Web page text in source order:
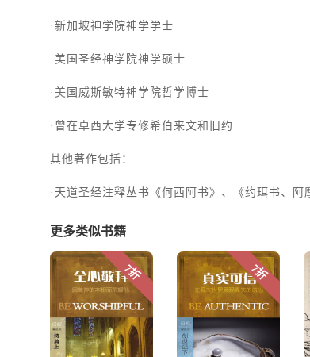
·新加坡神学院神学学士
·美国圣经神学院神学硕士
·美国威斯敏特神学院哲学博士
·曾在卓西大学专修希伯来文和旧约
其他著作包括：
·天道圣经注释丛书《何西阿书》、《约珥书、阿
更多类似书籍